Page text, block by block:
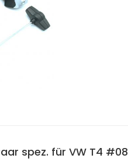
spez. für VW T4